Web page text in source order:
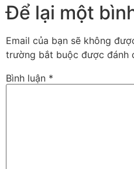
Để lại một
Email của bạn sẽ không
trường bắt buộc được đánh
Bình luận *